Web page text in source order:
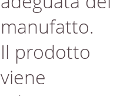
manufatto.
Il prodotto
viene